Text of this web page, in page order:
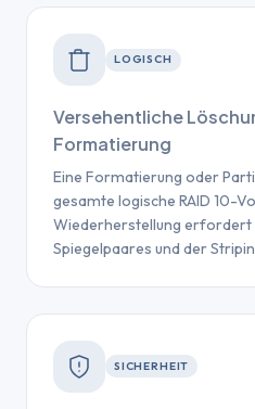
LOGISCH
Versehentliche
Formatierung
Eine Formatierung oder
gesamte logische RAID 10-
Wiederherstellung erfordert
Spiegelpaares und der
SICHERHEIT